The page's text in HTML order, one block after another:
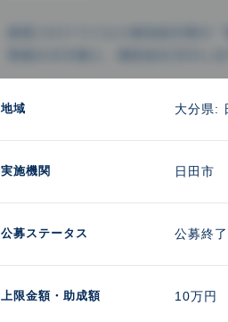
地域 大分県:
実施機関 日田市
公募ステータス 公募終了
上限金額 ・助成額 10万円